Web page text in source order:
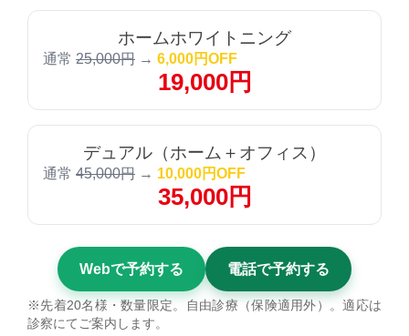
ホームホワイトニング
通常 25,000円 → 6,000円OFF
19,000円
デュアル（ホーム＋オフィス）
通常 45,000円 → 10,000円OFF
35,000円
Webで予約する 電話で予約する
※先着20名様・数量限定。自由診療（保険適用外）。適応は
診察にてご案内します。